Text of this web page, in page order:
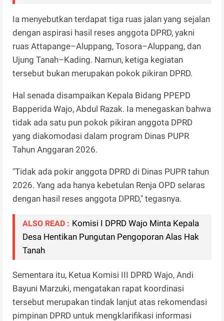
Ia menyebutkan terdapat tiga ruas jalan yang sejalan
dengan aspirasi hasil reses anggota DPRD, yakni
ruas Attapange–Aluppang, Tosora–Aluppang, dan
Ujung Tanah–Kading. Namun, ketiga kegiatan
tersebut bukan merupakan pokok pikiran DPRD.
Hal senada disampaikan Kepala Bidang PPEPD
Bapperida Wajo, Abdul Razak. Ia menegaskan bahwa
tidak ada satu pun pokok pikiran anggota DPRD
yang diakomodasi dalam program Dinas PUPR
Tahun Anggaran 2026.
"Tidak ada pokir anggota DPRD di Dinas PUPR tahun
2026. Yang ada hanya kebetulan Renja OPD selaras
dengan hasil reses anggota DPRD," tegasnya.
ALSO READ : Komisi I DPRD Wajo Minta Kepala
Desa Hentikan Pungutan Pengoporan Alas Hak
Tanah
Sementara itu, Ketua Komisi III DPRD Wajo, Andi
Bayuni Marzuki, mengatakan rapat koordinasi
tersebut merupakan tindak lanjut atas rekomendasi
pimpinan DPRD untuk mengklarifikasi informasi